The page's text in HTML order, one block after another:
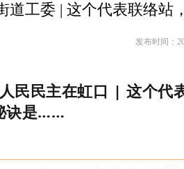
道工委 | 这个代表联络
发布时间：
民民主在虹口 | 这个代
诀是……